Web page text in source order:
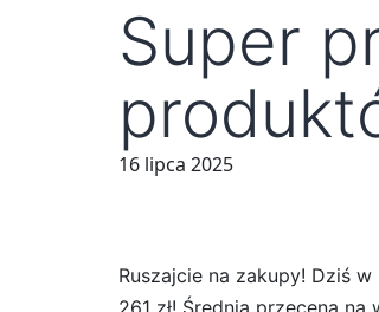
Super
16 lipca 2025
Ruszajcie na zakupy! Dziś
261 zł! Średnia przecena